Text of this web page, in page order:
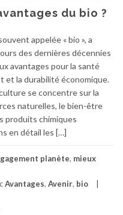
du bio ?
appelée « bio », a
des dernières décennies
avantages pour la santé
et la durabilité économique.
se concentre sur la
naturelles, le bien-être
produits chimiques
en détail les […]
planète, mieux
Avantages, Avenir, bio